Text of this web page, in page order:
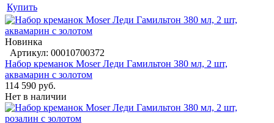
Купить
Новинка
Артикул: 00010700372
Набор креманок Moser Леди Гамильтон 380 мл, 2 шт,
аквамарин с золотом
114 590 руб.
Нет в наличии